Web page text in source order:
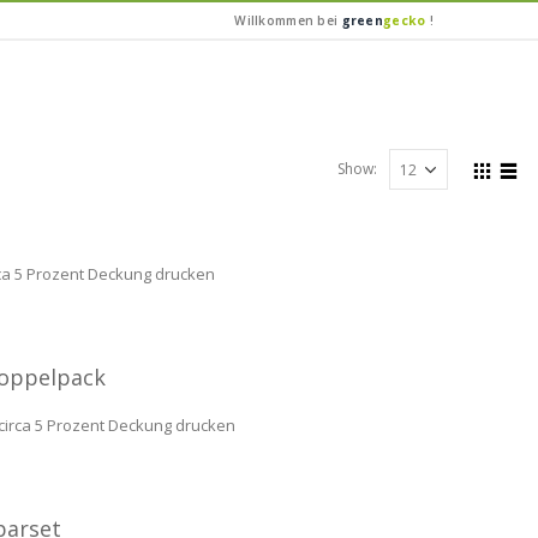
Willkommen bei greengecko !
Show:
5 Prozent Deckung drucken
5 Prozent Deckung drucken